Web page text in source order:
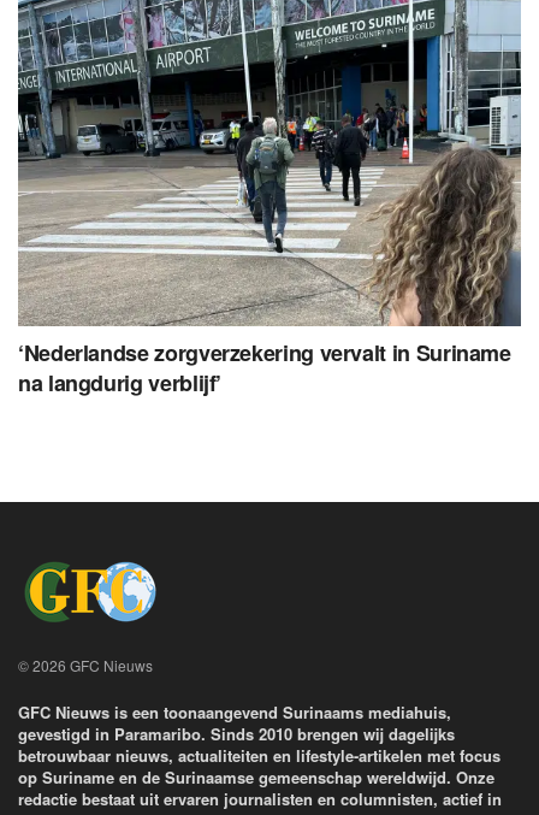
‘Nederlandse zorgverzekering vervalt in Suriname
na langdurig verblijf’
© 2026 GFC Nieuws
GFC Nieuws is een toonaangevend Surinaams mediahuis,
gevestigd in Paramaribo. Sinds 2010 brengen wij dagelijks
betrouwbaar nieuws, actualiteiten en lifestyle-artikelen met focus
op Suriname en de Surinaamse gemeenschap wereldwijd. Onze
redactie bestaat uit ervaren journalisten en columnisten, actief in